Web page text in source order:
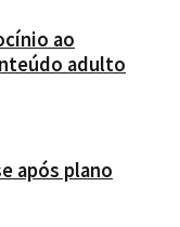
ao
adulto
após plano